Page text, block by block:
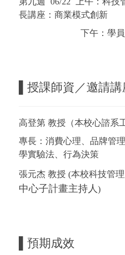
長講座：商業模式創新
下午：學員個
▌授課師資／邀請講
高登第 教授（本校心諮系
專長：消費心理、品牌管
學實驗法、行為決策
張元杰 教授 (本校科技管
中心子計畫主持人 )
▌預期成效